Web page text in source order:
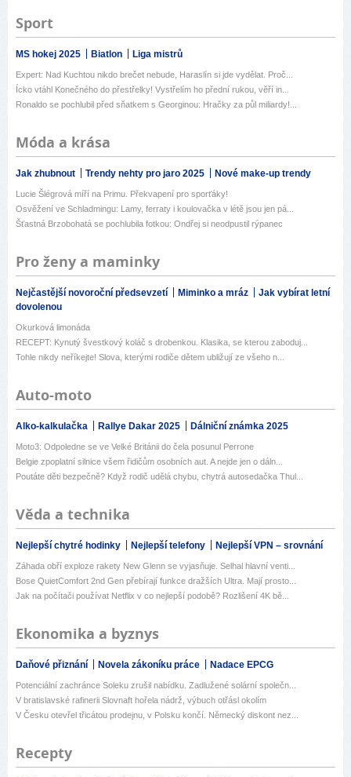
Sport
MS hokej 2025 Biatlon Liga mistrů
Expert: Nad Kuchtou nikdo brečet nebude, Haraslín si jde vydělat. Proč...
Ícko vtáhl Konečného do přestřelky! Vystřelím ho přední rukou, věří in...
Ronaldo se pochlubil před sňatkem s Georginou: Hračky za půl miliardy!...
Móda a krása
Jak zhubnout Trendy nehty pro jaro 2025 Nové make-up trendy
Lucie Šlégrová míří na Primu. Překvapení pro sporťáky!
Osvěžení ve Schladmingu: Lamy, ferraty i koulovačka v létě jsou jen pá...
Šťastná Brzobohatá se pochlubila fotkou: Ondřej si neodpustil rýpanec
Pro ženy a maminky
Nejčastější novoroční předsevzetí Miminko a mráz
Jak vybírat letní
dovolenou
Okurková limonáda
RECEPT: Kynutý švestkový koláč s drobenkou. Klasika, se kterou zaboduj...
Tohle nikdy neříkejte! Slova, kterými rodiče dětem ubližují ze všeho n...
Auto-moto
Alko-kalkulačka Rallye Dakar 2025 Dálniční známka 2025
Moto3: Odpoledne se ve Velké Británii do čela posunul Perrone
Belgie zpoplatní silnice všem řidičům osobních aut. A nejde jen o dáln...
Poutáte děti bezpečně? Když rodič udělá chybu, chytrá autosedačka Thul...
Věda a technika
Nejlepší chytré hodinky Nejlepší telefony Nejlepší VPN – srovnání
Záhada obří exploze rakety New Glenn se vyjasňuje. Selhal hlavní venti...
Bose QuietComfort 2nd Gen přebírají funkce dražších Ultra. Mají prosto...
Jak na počítači používat Netflix v co nejlepší podobě? Rozlišení 4K bě...
Ekonomika a byznys
Daňové přiznání Novela zákoníku práce Nadace EPCG
Potenciální zachránce Soleku zrušil nabídku. Zadlužené solární společn...
V bratislavské rafinerii Slovnaft hořela nádrž, výbuch otřásl okolím
V Česku otevřel třicátou prodejnu, v Polsku končí. Německý diskont nez...
Recepty